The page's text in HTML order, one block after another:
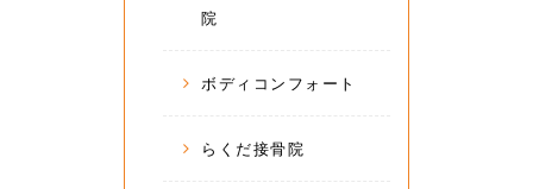
院
ボディコンフォート
らくだ接骨院